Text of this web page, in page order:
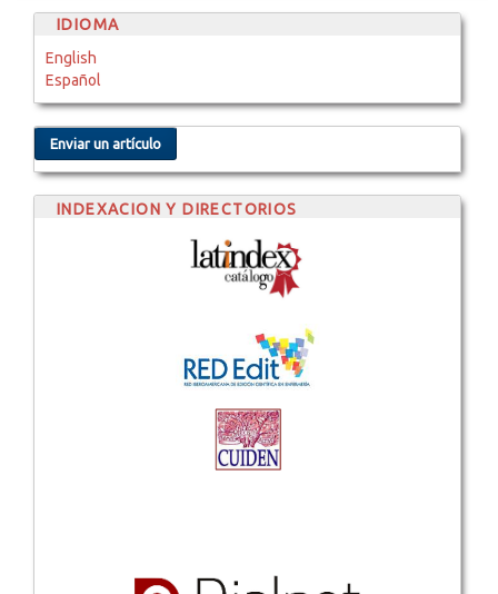
IDIOMA
English
Español
Enviar un artículo
INDEXACION Y DIRECTORIOS